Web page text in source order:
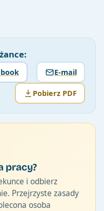
E-mail
Pobierz PDF
pracy?
i odbierz
Przejrzyste zasady
osoba